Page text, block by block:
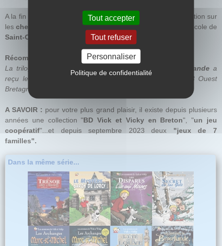
A la fin de la BD vous pourrez découvrir une page d'information sur
leschevaliers de la Table Rondeet une autre page sur l'école de
Saint-Cyr-Coëtquidan.
Récompense :
La trilogie traduite
des Sorcières de Brocéliandea
reçu le PRIZIOU D'OR 2005, prix décerné par France 3 Ouest
Bretagne et Radio France Armorique.
A SAVOIR : pour votre plus grand plaisir, il existe depuis plusieurs
années une collection "BD Vick et Vicky en Breton", "un jeu
coopératif"...et depuis septembre 2023 deux "jeux de 7
familles".
Dans la même série...
Tout accepter
Tout refuser
Personnaliser
Politique de confidentialité